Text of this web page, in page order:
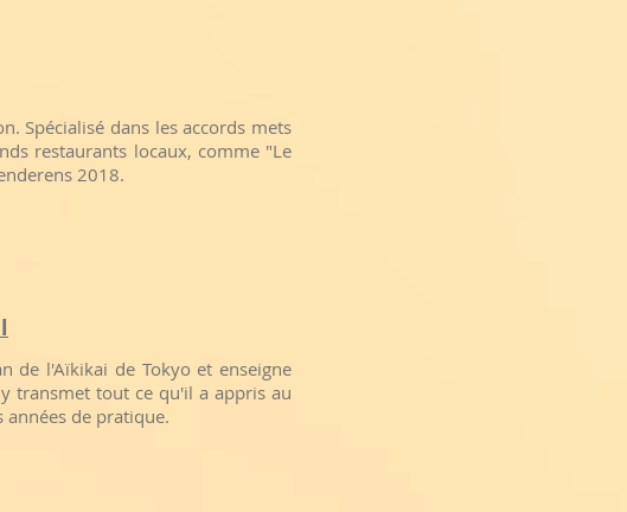
Spécialisé dans les accords mets
restaurants locaux, comme "Le
2018.
de l'Aïkikai de Tokyo et enseigne
transmet tout ce qu'il a appris au
années de pratique.